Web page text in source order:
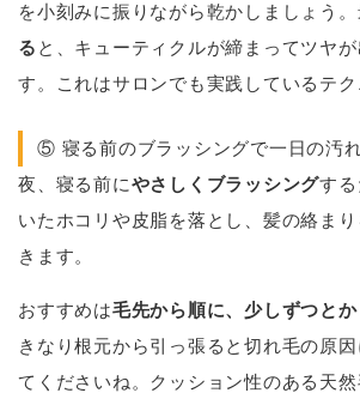
を小刻みに振りながら乾かしましょう。
る と、キューティクルが締まってツヤ
す。これはサロンでも実践しているテク
⑤ 寝る前のブラッシングで一日の汚
夜、寝る前にやさしくブラッシングす
いたホコリや皮脂を落とし、髪の絡ま
きます。
おすすめは毛先から順に、少しずつとか
きなり根元から引っ張ると切れ毛の原
てくださいね。クッション性のある天然